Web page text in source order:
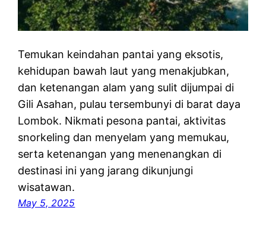
Temukan keindahan pantai yang eksotis,
kehidupan bawah laut yang menakjubkan,
dan ketenangan alam yang sulit dijumpai di
Gili Asahan, pulau tersembunyi di barat daya
Lombok. Nikmati pesona pantai, aktivitas
snorkeling dan menyelam yang memukau,
serta ketenangan yang menenangkan di
destinasi ini yang jarang dikunjungi
wisatawan.
May 5, 2025